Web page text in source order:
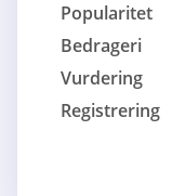
Popularitet
Bedrageri
Vurdering
Registrering